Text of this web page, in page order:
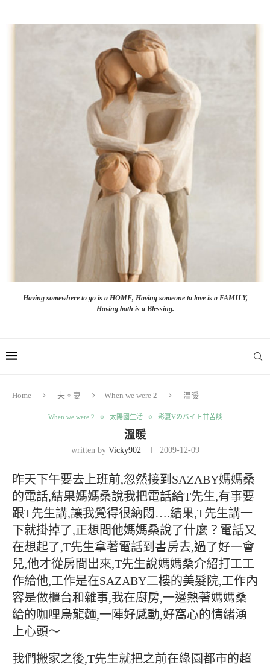
Having somewhere to go is a HOME, Having someone to love is a FAMILY,
Having both is a Blessing.
Home 夫。妻 When we were 2 溫暖
When we were 2 太陽國生活 彩夏Vのバイト甘苦談
溫暖
written by Vicky902 2009-12-09
昨天下午要去上班前,忽然接到SAZABY媽媽桑
的電話,結果媽媽桑說我把電話給T先生,有事要
跟T先生講,讓我覺得很納悶….結果,T先生講一
下就掛掉了,正想問他媽媽桑說了什麼？電話又
在想起了,T先生拿著電話到書房去,過了好一會
兒,他才從房間出來,T先生說媽媽桑介紹打工工
作給他,工作是在SAZABY二樓的美髮院,工作內
容是做櫃台和雜事,我在廚房,一邊熱著媽媽桑
給的咖哩烏龍麵,一陣好感動,好窩心的情緒湧
上心頭～
我們搬家之後,T先生就把之前在綠園都市的超